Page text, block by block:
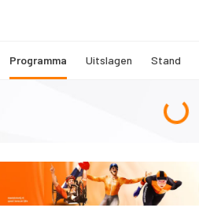
Programma Uitslagen Stand